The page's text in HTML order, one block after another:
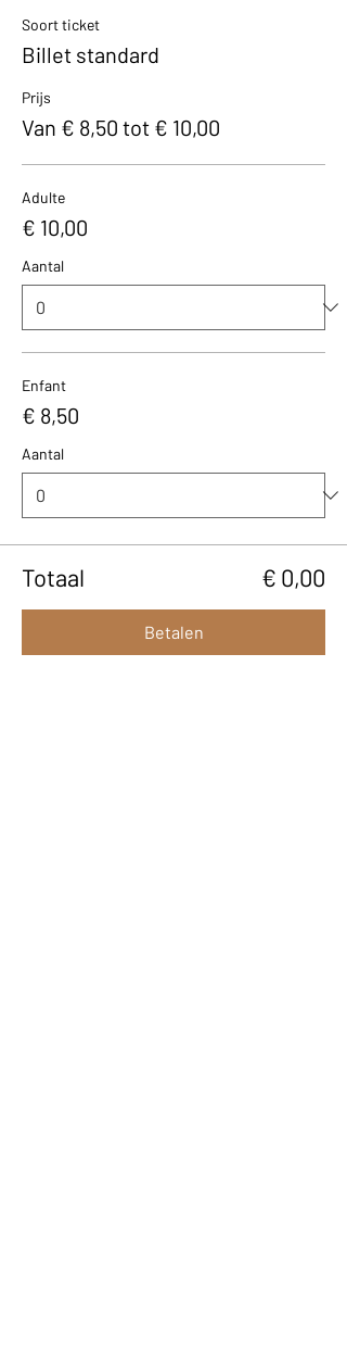
Soort ticket
Billet standard
Prijs
Van € 8,50 tot € 10,00
Adulte
€ 10,00
Aantal
Enfant
€ 8,50
Aantal
Totaal € 0,00
Betalen